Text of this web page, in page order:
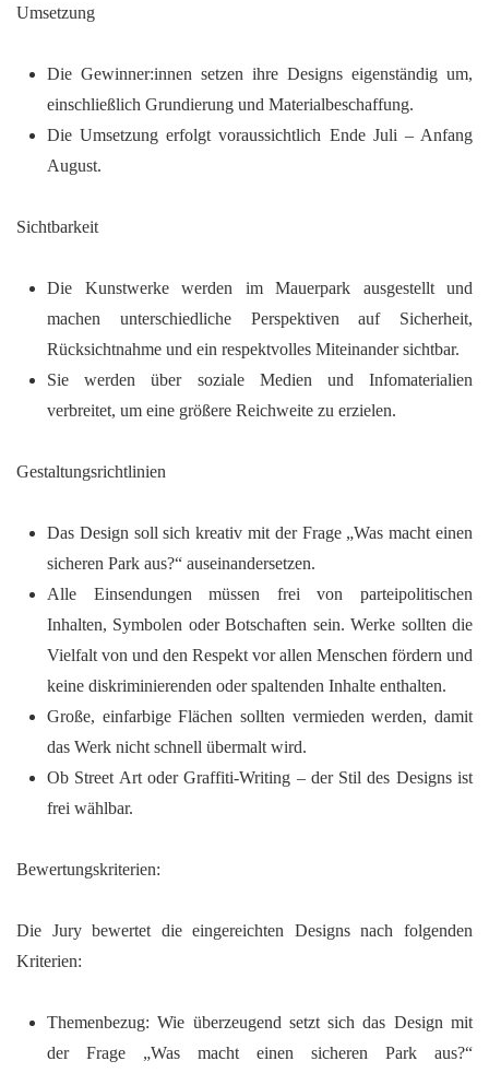
Umsetzung
Die Gewinner:innen setzen ihre Designs eigenständig um,
einschließlich Grundierung und Materialbeschaffung.
Die Umsetzung erfolgt voraussichtlich Ende Juli – Anfang
August.
Sichtbarkeit
Die Kunstwerke werden im Mauerpark ausgestellt und
machen unterschiedliche Perspektiven auf Sicherheit,
Rücksichtnahme und ein respektvolles Miteinander sichtbar.
Sie werden über soziale Medien und Infomaterialien
verbreitet, um eine größere Reichweite zu erzielen.
Gestaltungsrichtlinien
Das Design soll sich kreativ mit der Frage „Was macht einen
sicheren Park aus?“ auseinandersetzen.
Alle Einsendungen müssen frei von parteipolitischen
Inhalten, Symbolen oder Botschaften sein. Werke sollten die
Vielfalt von und den Respekt vor allen Menschen fördern und
keine diskriminierenden oder spaltenden Inhalte enthalten.
Große, einfarbige Flächen sollten vermieden werden, damit
das Werk nicht schnell übermalt wird.
Ob Street Art oder Graffiti-Writing – der Stil des Designs ist
frei wählbar.
Bewertungskriterien:
Die Jury bewertet die eingereichten Designs nach folgenden
Kriterien:
Themenbezug: Wie überzeugend setzt sich das Design mit
der Frage „Was macht einen sicheren Park aus?“